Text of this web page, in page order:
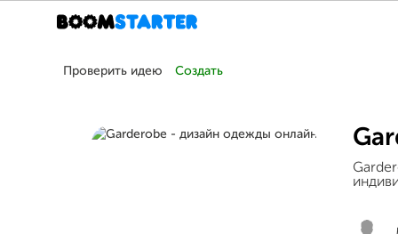
Проверить идею Создать